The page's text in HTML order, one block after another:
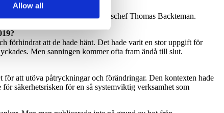
Allow all
dåvarande kommunikationschef Thomas Backteman.
förhindrat att de hade hänt. Det hade varit en stor uppgift för
Men sanningen kommer ofta fram ändå till slut.
att utöva påtryckningar och förändringar. Den kontexten hade
säkerhetsrisken för en så systemviktig verksamhet som